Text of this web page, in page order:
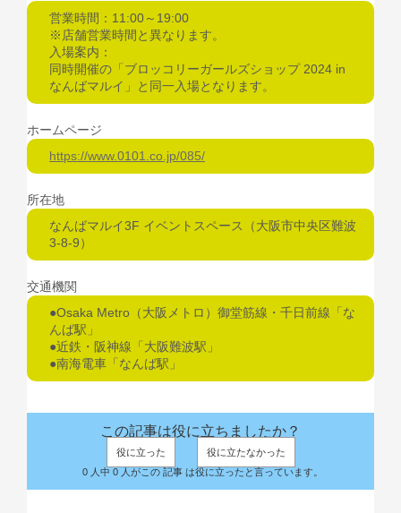
営業時間：11:00～19:00
※店舗営業時間と異なります。
入場案内：
同時開催の「ブロッコリーガールズショップ 2024 in
なんばマルイ」と同一入場となります。
ホームページ
https://www.0101.co.jp/085/
所在地
なんばマルイ3F イベントスペース（大阪市中央区難波
3-8-9）
交通機関
●Osaka Metro（大阪メトロ）御堂筋線・千日前線「な
んば駅」
●近鉄・阪神線「大阪難波駅」
●南海電車「なんば駅」
この記事は役に立ちましたか？
役に立った
役に立たなかった
0 人中 0 人がこの 記事 は役に立ったと言っています。